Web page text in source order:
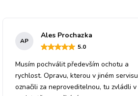
AP
Ales Prochazka
5.0
Musím pochválit především ochotu a
rychlost. Opravu, kterou v jiném servisu
označili za neproveditelnou, tu zvládli v